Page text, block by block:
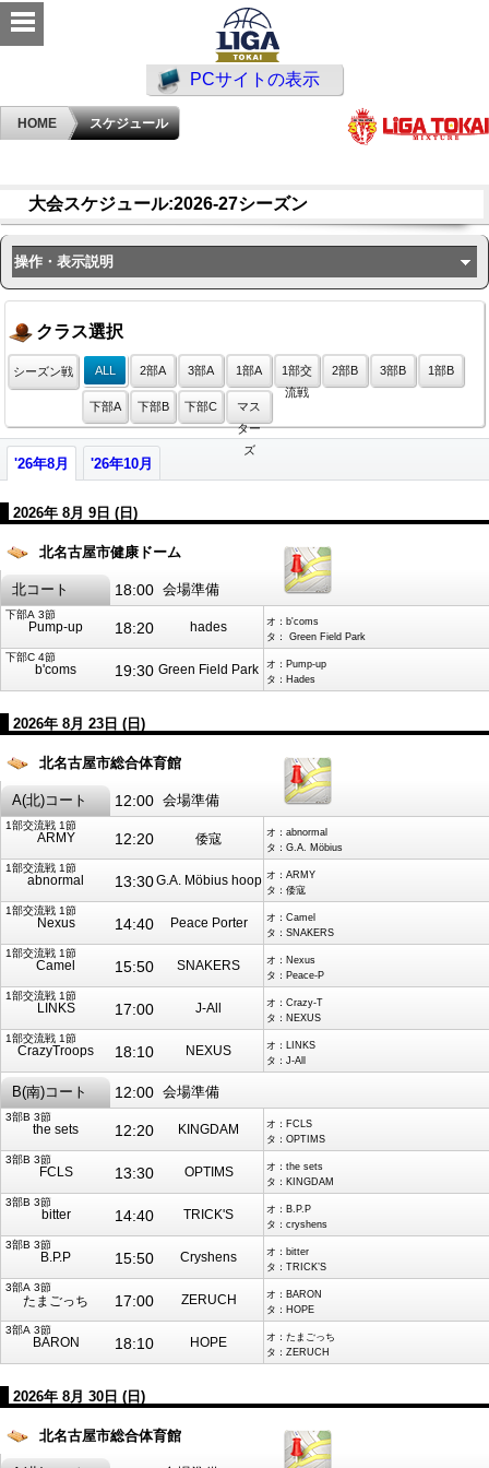
PCサイトの表示
HOME スケジュール
大会スケジュール:2026-27シーズン
操作・表示説明
クラス選択
シーズン戦 ALL 2部A 3部A 1部A
1部交
流戦
2部B 3部B 1部B
下部A 下部B 下部C
マス
ター
ズ
'26年8月 '26年10月
2026年 8月 9日 (日)
北名古屋市健康ドーム
北コート 18:00 会場準備
下部A 3節
Pump-up 18:20 hades
オ：b'coms
タ： Green Field Park
下部C 4節
b'coms 19:30 Green Field Park
オ：Pump-up
タ：Hades
2026年 8月 23日 (日)
北名古屋市総合体育館
A(北)コート 12:00 会場準備
1部交流戦 1節
ARMY 12:20 倭寇
オ：abnormal
タ：G.A. Möbius
1部交流戦 1節
abnormal 13:30G.A. Möbius hoop オ：ARMY
タ：倭寇
1部交流戦 1節
Nexus 14:40 Peace Porter
オ：Camel
タ：SNAKERS
1部交流戦 1節
Camel 15:50 SNAKERS
オ：Nexus
タ：Peace-P
1部交流戦 1節
LINKS 17:00 J-All
オ：Crazy-T
タ：NEXUS
1部交流戦 1節
CrazyTroops 18:10 NEXUS
オ：LINKS
タ：J-All
B(南)コート 12:00 会場準備
3部B 3節
the sets 12:20 KINGDAM
オ：FCLS
タ：OPTIMS
3部B 3節
FCLS 13:30 OPTIMS
オ：the sets
タ：KINGDAM
3部B 3節
bitter 14:40 TRICK'S
オ：B.P.P
タ：cryshens
3部B 3節
B.P.P 15:50 Cryshens
オ：bitter
タ：TRICK’S
3部A 3節
たまごっち 17:00 ZERUCH
オ：BARON
タ：HOPE
3部A 3節
BARON 18:10 HOPE
オ：たまごっち
タ：ZERUCH
2026年 8月 30日 (日)
北名古屋市総合体育館